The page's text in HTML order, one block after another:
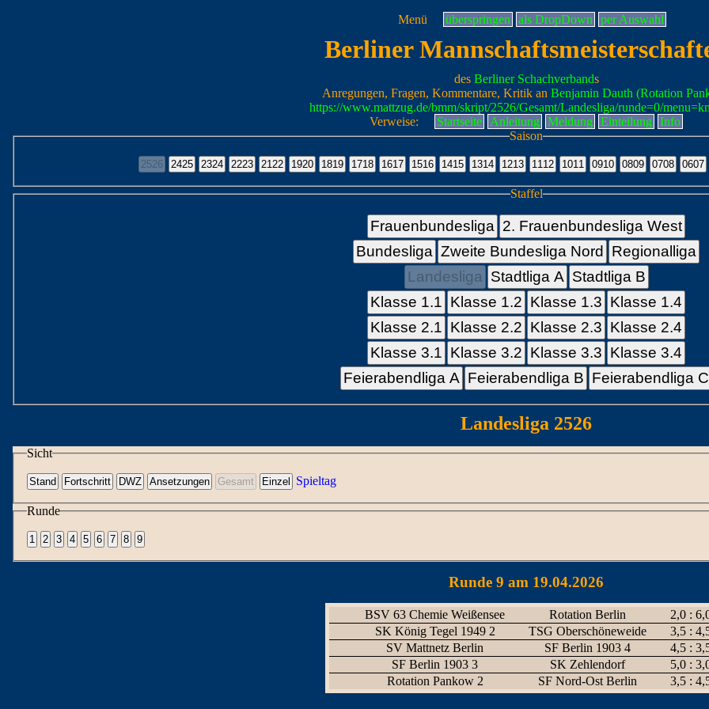
Menü überspringen als DropDown per Auswahl
Berliner
des Berliner Schachverbands
Anregungen, Fragen, Kommentare, Kritik an Benjamin Dauth (Rotation
https://www.mattzug.de/bmm/skript/2526/Gesamt/Landesliga/runde=0/
Verweise:
Startseite Anleitung Meldung Einteilung
Info
Saison
Staffel
Frauenbundesliga 2. Frauenbundesliga West
Bundesliga Zweite Bundesliga Nord
Regionalliga
Landesliga
Stadtliga A Stadtliga B
Klasse 1.1 Klasse 1.2 Klasse 1.3 Klasse 1.4
Klasse 2.1 Klasse 2.2 Klasse 2.3 Klasse 2.4
Klasse 3.1 Klasse 3.2 Klasse 3.3 Klasse 3.4
Feierabendliga A Feierabendliga B Feierabendliga C
Landesliga 2526
Sicht
Spieltag
Runde
Runde 9 am 19.04.2026
BSV 63 Chemie Weißensee Rotation Berlin
2,0 :
SK König Tegel 1949 2
TSG Oberschöneweide
3,5 :
SV Mattnetz Berlin
SF Berlin 1903 4
4,5 :
SF Berlin 1903 3
SK Zehlendorf
5,0 :
Rotation Pankow 2
SF Nord-Ost Berlin 3,5 :